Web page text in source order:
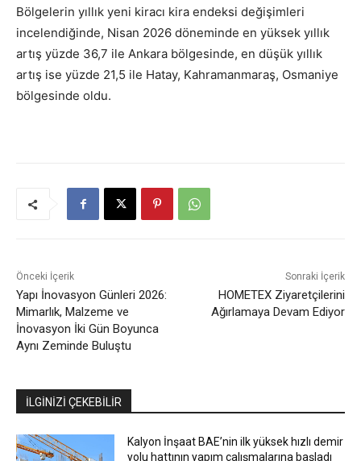
Bölgelerin yıllık yeni kiracı kira endeksi değişimleri
incelendiğinde, Nisan 2026 döneminde en yüksek yıllık
artış yüzde 36,7 ile Ankara bölgesinde, en düşük yıllık
artış ise yüzde 21,5 ile Hatay, Kahramanmaraş, Osmaniye
bölgesinde oldu.
Önceki İçerik
Yapı İnovasyon Günleri 2026:
Mimarlık, Malzeme ve
İnovasyon İki Gün Boyunca
Aynı Zeminde Buluştu
Sonraki İçerik
HOMETEX Ziyaretçilerini
Ağırlamaya Devam Ediyor
İLGİNİZİ ÇEKEBİLİR
Kalyon İnşaat BAE’nin ilk yüksek hızlı demir
yolu hattının yapım çalışmalarına başladı